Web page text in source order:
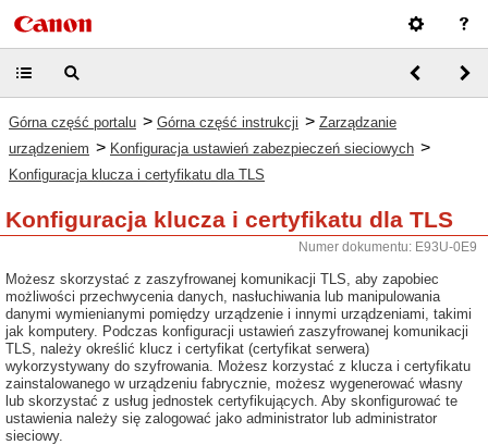
Górna część portalu > Górna część instrukcji > Zarządzanie
urządzeniem > Konfiguracja ustawień zabezpieczeń sieciowych >
Konfiguracja klucza i certyfikatu dla TLS
Konfiguracja klucza i certyfikatu dla TLS
Numer dokumentu: E93U-0E9
Możesz skorzystać z zaszyfrowanej komunikacji TLS, aby zapobiec
możliwości przechwycenia danych, nasłuchiwania lub manipulowania
danymi wymienianymi pomiędzy urządzenie i innymi urządzeniami, takimi
jak komputery. Podczas konfiguracji ustawień zaszyfrowanej komunikacji
TLS, należy określić klucz i certyfikat (certyfikat serwera)
wykorzystywany do szyfrowania. Możesz korzystać z klucza i certyfikatu
zainstalowanego w urządzeniu fabrycznie, możesz wygenerować własny
lub skorzystać z usług jednostek certyfikujących. Aby skonfigurować te
ustawienia należy się zalogować jako administrator lub administrator
sieciowy.